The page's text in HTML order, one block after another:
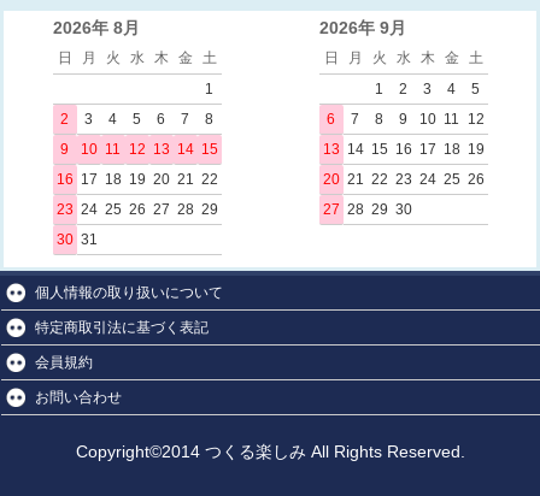
2026年 8月
日 月 火 水 木 金
土
1
2
3 4 5 6 7
8
9
10 11 12 13 14 15
16 17 18 19 20 21 22
23 24 25 26 27 28 29
30 31
2026年 9月
日 月 火 水 木 金
土
1
2 3 4
5
6
7 8 9 10 11
12
13 14 15 16 17 18 19
20 21 22 23 24 25 26
27 28 29 30
個人情報の取り扱いについて
特定商取引法に基づく表記
会員規約
お問い合わせ
Copyright©2014 つくる楽しみ All Rights Reserved.